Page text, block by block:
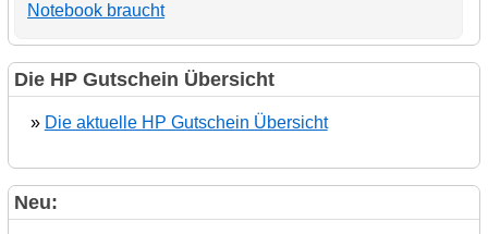
Notebook braucht
Die HP Gutschein Übersicht
» Die aktuelle HP Gutschein Übersicht
Neu: